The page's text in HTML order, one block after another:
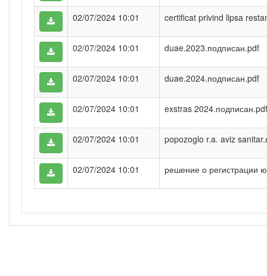
02/07/2024 10:01 certificat privind lipsa
02/07/2024 10:01 duae.2023.подписан.pdf
02/07/2024 10:01 duae.2024.подписан.pdf
02/07/2024 10:01 exstras 2024.подписан.pdf
02/07/2024 10:01 popozoglo r.a. aviz
02/07/2024 10:01 решение о регистрации